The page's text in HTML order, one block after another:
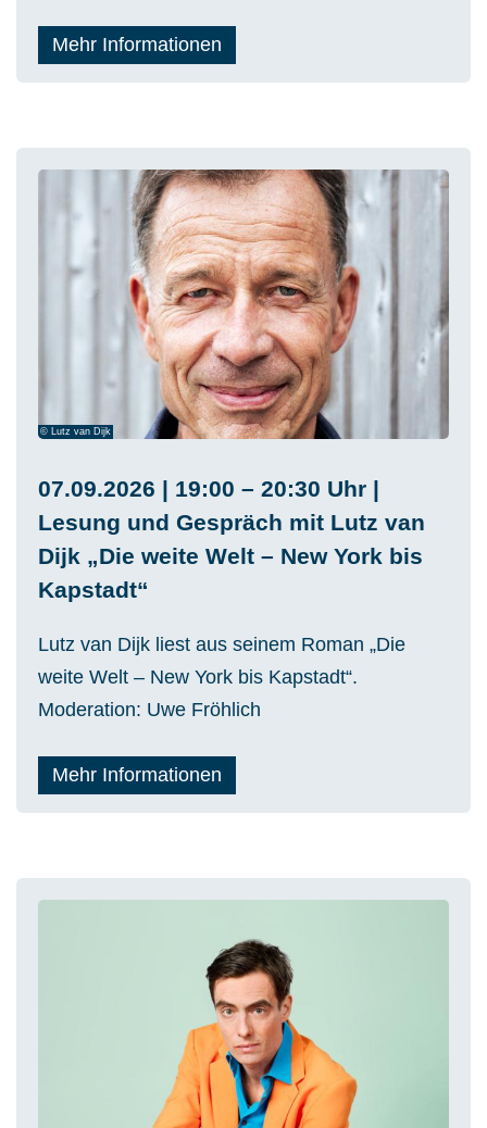
Mehr Informationen
© Lutz van Dijk
07.09.2026 | 19:00 – 20:30 Uhr |
Lesung und Gespräch mit Lutz van
Dijk „Die weite Welt – New York bis
Kapstadt“
Lutz van Dijk liest aus seinem Roman „Die
weite Welt – New York bis Kapstadt“.
Moderation: Uwe Fröhlich
Mehr Informationen